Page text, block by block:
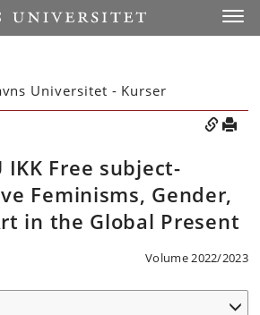
Universitet - Kurser
IKK Free subject-
Feminisms, Gender,
in the Global Present
Volume 2022/2023